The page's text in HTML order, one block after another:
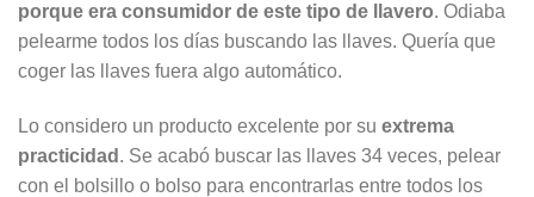
porque era consumidor de este tipo de llavero. Odiaba
pelearme todos los días buscando las llaves. Quería que
coger las llaves fuera algo automático.
Lo considero un producto excelente por su extrema
practicidad . Se acabó buscar las llaves 34 veces, pelear
con el bolsillo o bolso para encontrarlas entre todos los